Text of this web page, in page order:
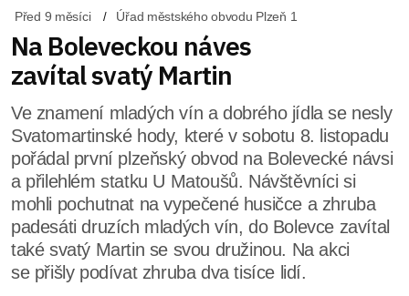
Před 9 měsíci Úřad městského obvodu Plzeň 1
Na Boleveckou náves
zavítal svatý Martin
Ve znamení mladých vín a dobrého jídla se nesly
Svatomartinské hody, které v sobotu 8. listopadu
pořádal první plzeňský obvod na Bolevecké návsi
a přilehlém statku U Matoušů. Návštěvníci si
mohli pochutnat na vypečené husičce a zhruba
padesáti druzích mladých vín, do Bolevce zavítal
také svatý Martin se svou družinou. Na akci
se přišly podívat zhruba dva tisíce lidí.